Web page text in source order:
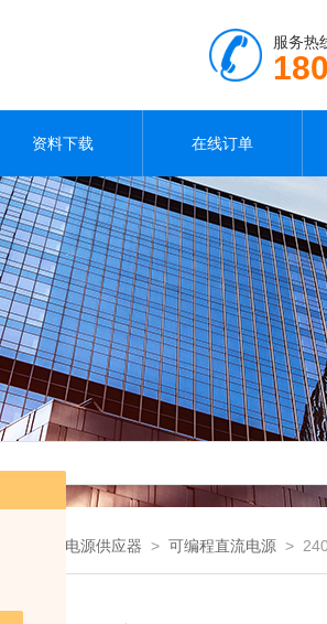
服务热
资料下载 在线订单
直流电源供应器 > 可编程直流电源 >